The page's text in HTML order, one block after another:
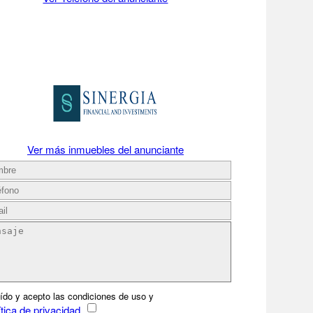
Ver más inmuebles del anunciante
y acepto las condiciones de uso y
de privacidad